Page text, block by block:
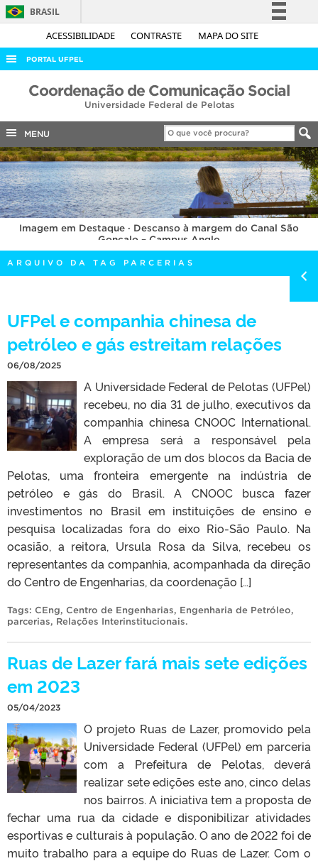
ACESSIBILIDADE CONTRASTE MAPA DO SITE
BRASIL
Simplifique!
Acesso à informação
Legislação
Canais
PORTAL UFPEL
ACESSO À INFORMAÇÃO
COBALTO
CONCURSOS
EDITAIS
INTERNACIONAL
OUVIDORIA
PORTARIAS
TELEFONES
Coordenação de Comunicação Social
Universidade Federal de Pelotas
MENU
Imagem em Destaque · Descanso à margem do Canal São
Gonçalo – Campus Anglo
ARQUIVO DA TAG PARCERIAS
UFPel e companhia chinesa de
petróleo e gás estreitam relações
06/08/2025
A Universidade Federal de Pelotas (UFPel)
recebeu, no dia 31 de julho, executivos da
companhia chinesa CNOOC International.
A empresa será a responsável pela
exploração de um dos blocos da Bacia de
Pelotas, uma fronteira emergente na indústria de
petróleo e gás do Brasil. A CNOOC busca fazer
investimentos no Brasil em instituições de ensino e
pesquisa localizadas fora do eixo Rio-São Paulo. Na
ocasião, a reitora, Ursula Rosa da Silva, recebeu os
representantes da companhia, acompanhada da direção
do Centro de Engenharias, da coordenação […]
Tags: CEng, Centro de Engenharias, Engenharia de Petróleo,
parcerias, Relações Interinstitucionais.
Ruas de Lazer fará mais sete edições
em 2023
05/04/2023
O projeto Ruas de Lazer, promovido pela
Universidade Federal (UFPel) em parceria
com a Prefeitura de Pelotas, deverá
realizar sete edições este ano, cinco delas
nos bairros. A iniciativa tem a proposta de
fechar uma rua da cidade e disponibilizar atividades
esportivas e culturais à população. O ano de 2022 foi de
muito trabalho para a equipe do Ruas de Lazer. Com o